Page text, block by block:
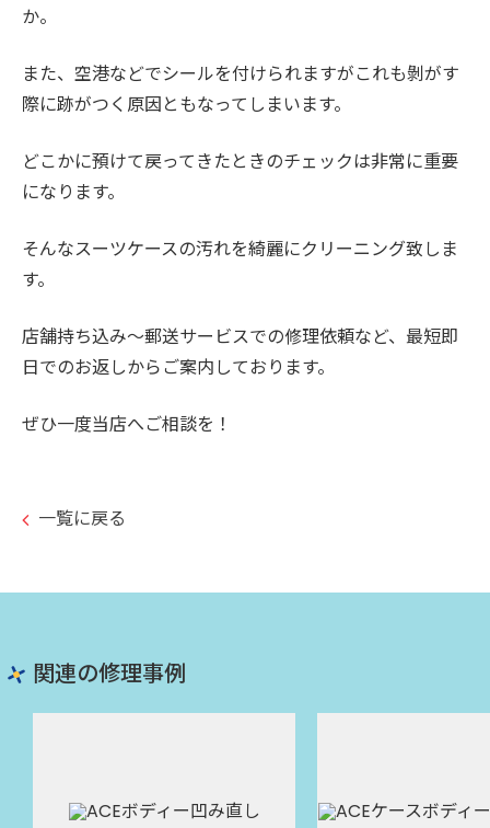
か。
また、空港などでシールを付けられますがこれも剝がす
際に跡がつく原因ともなってしまいます。
どこかに預けて戻ってきたときのチェックは非常に重要
になります。
そんなスーツケースの汚れを綺麗にクリーニング致しま
す。
店舗持ち込み～郵送サービスでの修理依頼など、最短即
日でのお返しからご案内しております。
ぜひ一度当店へご相談を！
一覧に戻る
関連の修理事例